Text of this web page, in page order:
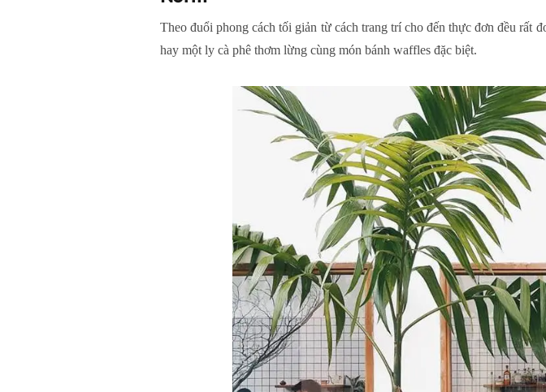
Theo đuổi phong cách tối giản từ cách trang trí cho đến thực đơn đều rất
hay một ly cà phê thơm lừng cùng món bánh waffles đặc biệt.